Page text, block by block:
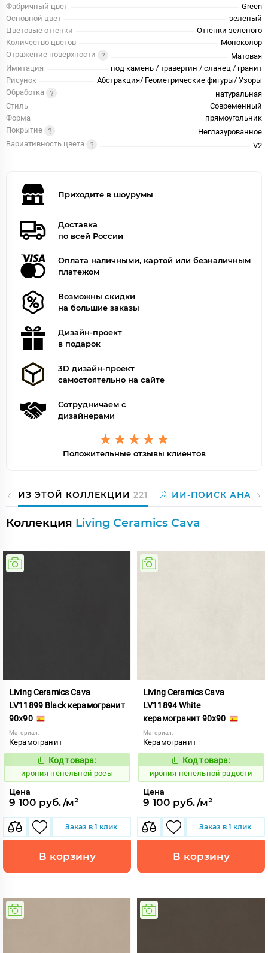
Фабричный цвет
Green
Основной цвет
зеленый
Цветовые оттенки
Оттенки зеленого
Количество цветов
Моноколор
Отражение поверхности
Матовая
Имитация
под камень / травертин / сланец / гранит
Рисунок
Абстракция/ Геометрические фигуры/ Узоры
Обработка
натуральная
Стиль
Современный
Форма
прямоугольник
Покрытие
Неглазурованное
Вариативность цвета
V2
Приходите в шоурумы
Доставка
по всей России
Оплата наличными, картой или безналичным
платежом
Возможны скидки
на большие заказы
Дизайн-проект
в подарок
3D дизайн-проект
самостоятельно на сайте
Сотрудничаем с
дизайнерами
Положительные отзывы клиентов
ИЗ ЭТОЙ КОЛЛЕКЦИИ 221 ИИ-ПОИСК
Коллекция Living Ceramics Cava
Living Ceramics Cava
LV11899 Black керамогранит
90x90
Материал:
Керамогранит
1102582
Код товара:
ирония пепельной росы
Цена
9 100 руб./м²
Заказ в 1 клик
В корзину
Living Ceramics Cava
LV11894 White
керамогранит 90x90
Материал:
Керамогранит
1102577
Код товара:
ирония пепельной радости
Цена
9 100 руб./м²
Заказ в 1 клик
В корзину